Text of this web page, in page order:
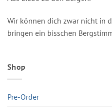
Wir können dich zwar nicht in
bringen ein bisschen
Shop
Pre-Order